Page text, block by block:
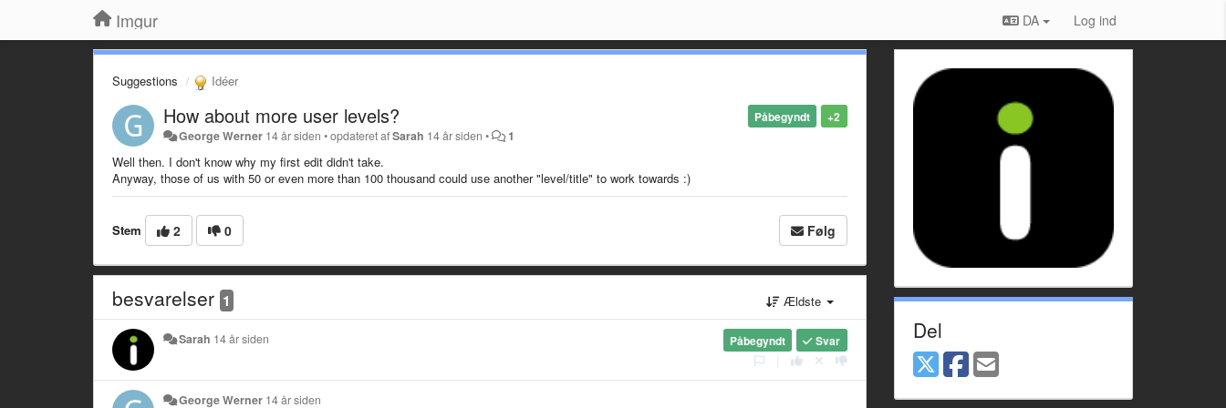
Imgur DA Log ind
Suggestions Idéer
+2
Påbegyndt
How about more user levels?
George Werner 14 år siden •opdateret afSarah 14 år siden • 1
Well then. I don't know why my first edit didn't take.
Anyway, those of us with 50 or even more than 100 thousand could use another "level/title" to work towards :)
Stem 2 0 Følg
besvarelser 1 Ældste
Svar
Påbegyndt
Sarah 14 år siden
George Werner 14 år siden
Del